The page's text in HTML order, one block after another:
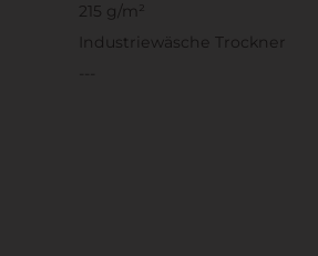
215 g/m²
Industriewäsche Trockner